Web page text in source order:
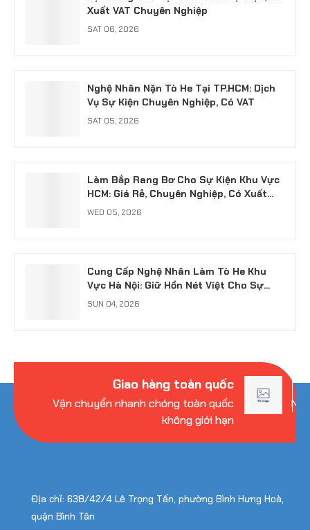
Xuất VAT Chuyên Nghiệp
SAT 06, 2026
Nghệ Nhân Nặn Tò He Tại TP.HCM: Dịch
Vụ Sự Kiện Chuyên Nghiệp, Có VAT
SAT 05, 2026
Làm Bắp Rang Bơ Cho Sự Kiện Khu Vực
HCM: Giá Rẻ, Chuyên Nghiệp, Có Xuất
VAT
WED 05, 2026
Cung Cấp Nghệ Nhân Làm Tò He Khu
Vực Hà Nội: Giữ Hồn Nét Việt Cho Sự
Kiện
SUN 04, 2026
Giao hàng toàn quốc
Vận chuyển nhanh chóng toàn quốc
không giới hạn
Địa chỉ: 638/42/4 Lê Trọng Tấn, phường Bình Hưng Hoà,
quận Bình Tân